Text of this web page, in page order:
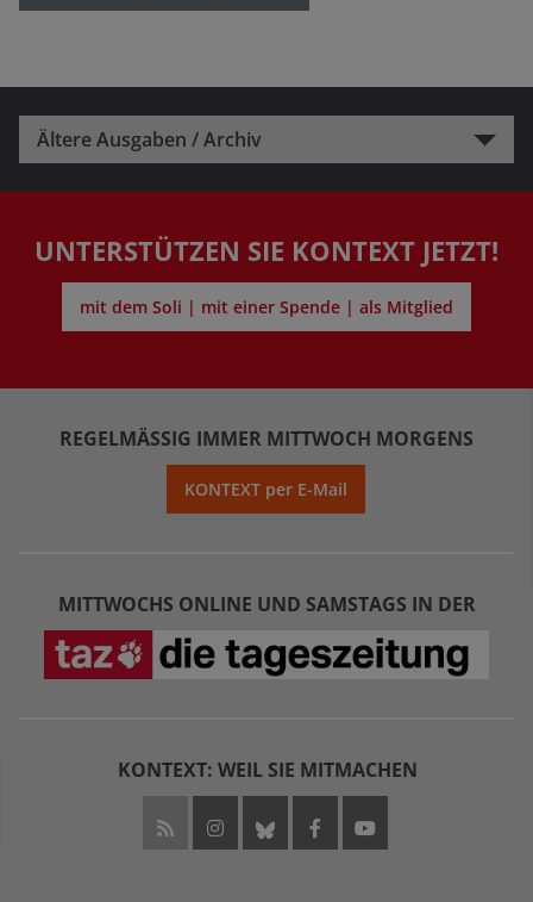
Ältere Ausgaben / Archiv
UNTERSTÜTZEN SIE KONTEXT JETZT!
mit dem Soli | mit einer Spende | als Mitglied
REGELMÄSSIG IMMER MITTWOCH MORGENS
KONTEXT per E-Mail
MITTWOCHS ONLINE UND SAMSTAGS IN DER
KONTEXT: WEIL SIE MITMACHEN